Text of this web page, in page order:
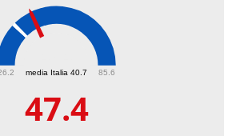
media Italia 40.7 85.6
47.4